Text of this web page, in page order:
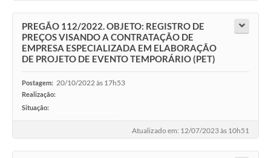
PREGÃO 112/2022. OBJETO: REGISTRO DE
PREÇOS VISANDO A CONTRATAÇÃO DE
EMPRESA ESPECIALIZADA EM ELABORAÇÃO
DE PROJETO DE EVENTO TEMPORÁRIO (PET)
Postagem: 20/10/2022 às 17h53
Realização:
Situação:
Atualizado em: 12/07/2023 às 10h51